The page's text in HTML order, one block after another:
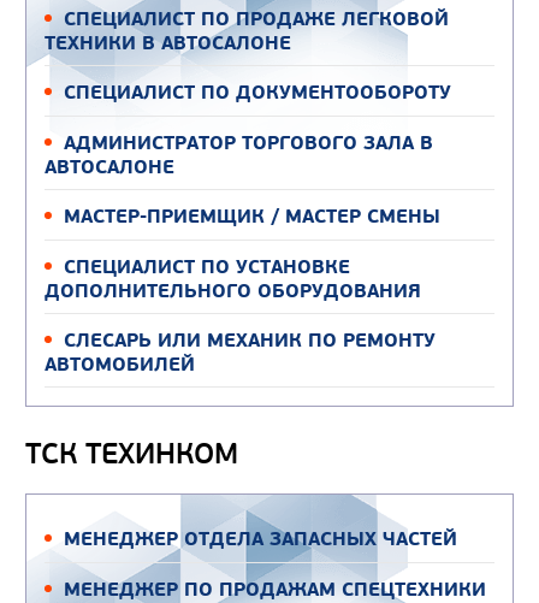
СПЕЦИАЛИСТ ПО ПРОДАЖЕ ЛЕГКОВОЙ
ТЕХНИКИ В АВТОСАЛОНЕ
СПЕЦИАЛИСТ ПО ДОКУМЕНТООБОРОТУ
АДМИНИСТРАТОР ТОРГОВОГО ЗАЛА В
АВТОСАЛОНЕ
МАСТЕР-ПРИЕМЩИК / МАСТЕР СМЕНЫ
СПЕЦИАЛИСТ ПО УСТАНОВКЕ
ДОПОЛНИТЕЛЬНОГО ОБОРУДОВАНИЯ
СЛЕСАРЬ ИЛИ МЕХАНИК ПО РЕМОНТУ
АВТОМОБИЛЕЙ
ТСК ТЕХИНКОМ
МЕНЕДЖЕР ОТДЕЛА ЗАПАСНЫХ ЧАСТЕЙ
МЕНЕДЖЕР ПО ПРОДАЖАМ СПЕЦТЕХНИКИ